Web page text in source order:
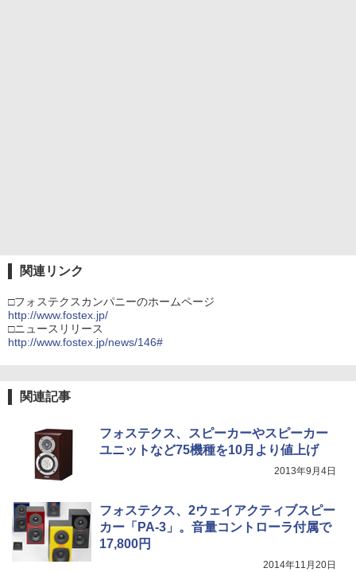
関連リンク
□フォステクスカンパニーのホームページ
http://www.fostex.jp/
□ニュースリリース
http://www.fostex.jp/news/146#
関連記事
フォステクス、スピーカーやスピーカー
ユニットなど75機種を10月より値上げ
2013年9月4日
フォステクス、2ウェイアクティブスピー
カー「PA-3」。音量コントローラ付属で
17,800円
2014年11月20日